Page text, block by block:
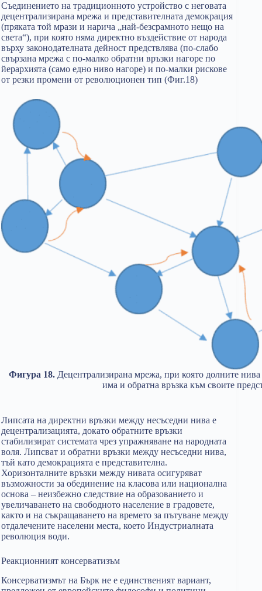
Съединението на традиционното устройство с неговата
децентрализирана мрежа и представителната демокрация
(пряката той мрази и нарича „най-безсрамното нещо на
света“), при която няма директно въздействие от народа
върху законодателната дейност предствлява (по-слабо
свързана мрежа с по-малко обратни връзки нагоре по
йерархията (само едно ниво нагоре) и по-малки рискове
от резки промени от революционен тип (Фиг.18)
Фигура 18. Децентрализирана мрежа, при която долните
има и обратна връзка към своите
Липсата на директни връзки между несъседни нива е
децентрализацията, докато обратните връзки
стабилизират системата чрез упражняване на народната
воля. Липсват и обратни връзки между несъседни нива,
тъй като демокрацията е представителна.
Хоризонталните връзки между нивата осигуряват
възможности за обединение на класова или национална
основа – неизбежно следствие на образованието и
увеличаването на свободното население в градовете,
както и на съкращаването на времето за пътуване между
отдалечените населени места, което Индустриалната
революция води.
Реакционният консерватизъм
Консерватизмът на Бърк не е единственият вариант,